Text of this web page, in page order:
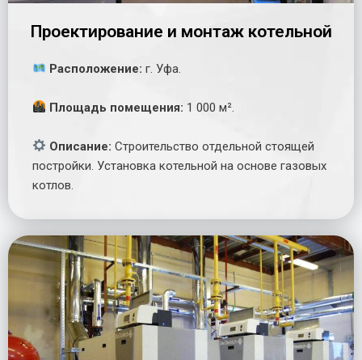
Проектирование и монтаж котельной
Расположение: г. Уфа.
Площадь помещения: 1 000 м².
Описание: Строительство отдельной стоящей
постройки. Установка котельной на основе газовых
котлов.